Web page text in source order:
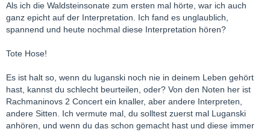
Als ich die Waldsteinsonate zum ersten mal hörte, war ich auch
ganz epicht auf der Interpretation. Ich fand es unglaublich,
spannend und heute nochmal diese Interpretation hören?
Tote Hose!
Es ist halt so, wenn du luganski noch nie in deinem Leben gehört
hast, kannst du schlecht beurteilen, oder? Von den Noten her ist
Rachmaninovs 2 Concert ein knaller, aber andere Interpreten,
andere Sitten. Ich vermute mal, du solltest zuerst mal Luganski
anhören, und wenn du das schon gemacht hast und diese immer